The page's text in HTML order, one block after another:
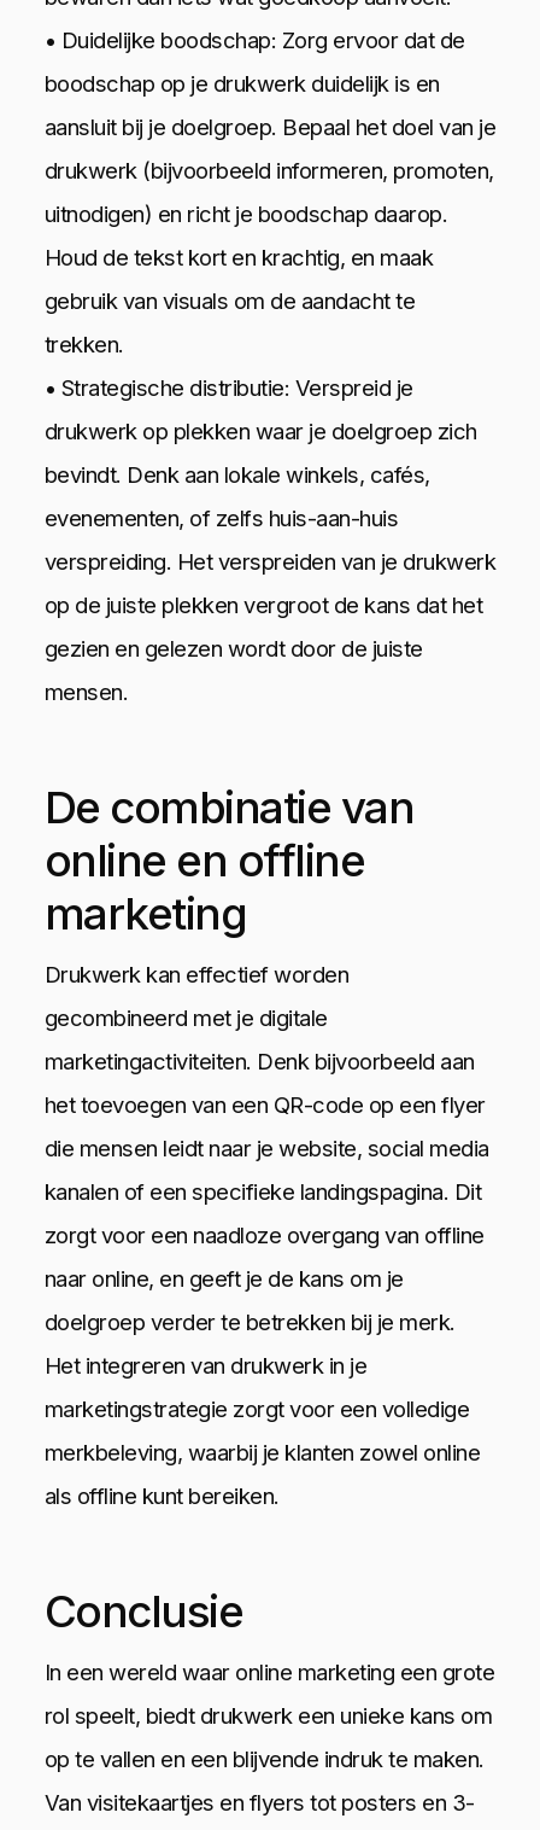
• Duidelijke boodschap: Zorg ervoor dat de
boodschap op je drukwerk duidelijk is en
aansluit bij je doelgroep. Bepaal het doel van je
drukwerk (bijvoorbeeld informeren, promoten,
uitnodigen) en richt je boodschap daarop.
Houd de tekst kort en krachtig, en maak
gebruik van visuals om de aandacht te
trekken.
• Strategische distributie: Verspreid je
drukwerk op plekken waar je doelgroep zich
bevindt. Denk aan lokale winkels, cafés,
evenementen, of zelfs huis-aan-huis
verspreiding. Het verspreiden van je drukwerk
op de juiste plekken vergroot de kans dat het
gezien en gelezen wordt door de juiste
mensen.
De combinatie van
online en offline
marketing
Drukwerk kan effectief worden
gecombineerd met je digitale
marketingactiviteiten. Denk bijvoorbeeld aan
het toevoegen van een QR-code op een flyer
die mensen leidt naar je website, social media
kanalen of een specifieke landingspagina. Dit
zorgt voor een naadloze overgang van offline
naar online, en geeft je de kans om je
doelgroep verder te betrekken bij je merk.
Het integreren van drukwerk in je
marketingstrategie zorgt voor een volledige
merkbeleving, waarbij je klanten zowel online
als offline kunt bereiken.
Conclusie
In een wereld waar online marketing een grote
rol speelt, biedt drukwerk een unieke kans om
op te vallen en een blijvende indruk te maken.
Van visitekaartjes en flyers tot posters en 3-